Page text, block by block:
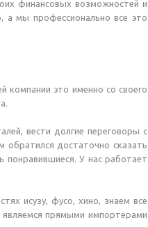
финансовых возможностей и
а мы профессионально все это
компании это именно со своего
вести долгие переговоры с
достаточно сказать
У нас работает
исузу, фусо, хино, знаем все
прямыми импортерами